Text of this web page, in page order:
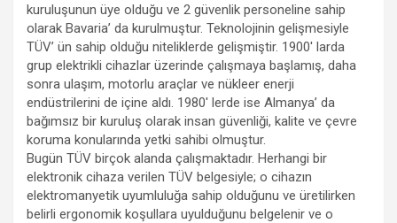
kuruluşunun üye olduğu ve 2 güvenlik personeline sahip
olarak Bavaria’ da kurulmuştur. Teknolojinin gelişmesiyle
TÜV’ ün sahip olduğu niteliklerde gelişmiştir. 1900′ larda
grup elektrikli cihazlar üzerinde çalışmaya başlamış, daha
sonra ulaşım, motorlu araçlar ve nükleer enerji
endüstrilerini de içine aldı. 1980′ lerde ise Almanya’ da
bağımsız bir kuruluş olarak insan güvenliği, kalite ve çevre
koruma konularında yetki sahibi olmuştur.
Bugün TÜV birçok alanda çalışmaktadır. Herhangi bir
elektronik cihaza verilen TÜV belgesiyle; o cihazın
elektromanyetik uyumluluğa sahip olduğunu ve üretilirken
belirli ergonomik koşullara uyulduğunu belgelenir ve o